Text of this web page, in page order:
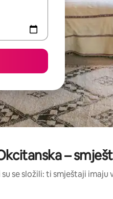
–
se složili: ti smještaji